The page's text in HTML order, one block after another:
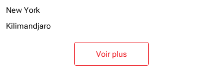
New York
Kilimandjaro
Voir plus